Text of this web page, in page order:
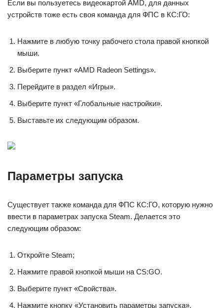
Если вы пользуетесь видеокартой AMD, для данных
устройств тоже есть своя команда для ФПС в КС:ГО:
Нажмите в любую точку рабочего стола правой кнопкой
мыши.
Выберите пункт «AMD Radeon Settings».
Перейдите в раздел «Игры».
Выберите пункт «Глобальные настройки».
Выставьте их следующим образом.
Параметры запуска
Существует также команда для ФПС КС:ГО, которую нужно
ввести в параметрах запуска Steam. Делается это
следующим образом:
Откройте Steam;
Нажмите правой кнопкой мыши на CS:GO.
Выберите пункт «Свойства».
Нажмите кнопку «Установить параметры запуска».